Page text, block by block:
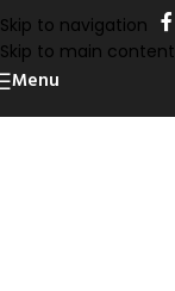
Skip to navigation
Skip to main content
Menu